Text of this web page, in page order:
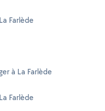
Farlède
à La Farlède
Farlède